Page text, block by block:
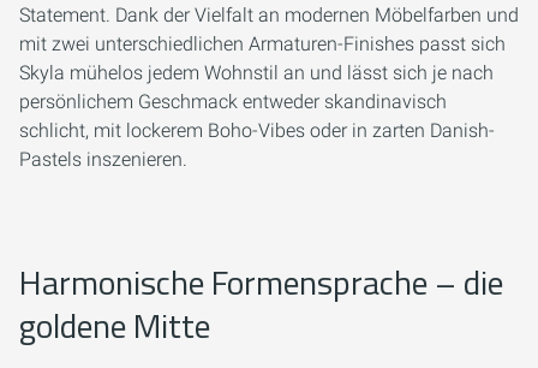
Statement. Dank der Vielfalt an modernen Möbelfarben und
mit zwei unterschiedlichen Armaturen-Finishes passt sich
Skyla mühelos jedem Wohnstil an und lässt sich je nach
persönlichem Geschmack entweder skandinavisch
schlicht, mit lockerem Boho-Vibes oder in zarten Danish-
Pastels inszenieren.
Harmonische Formensprache – die
goldene Mitte